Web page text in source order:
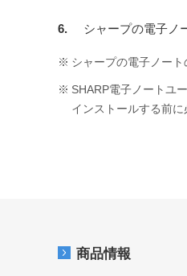
6. シャープの電子ノ
※ シャープの電子ノー
※ SHARP電子ノートユ
インストールする前
商品情報